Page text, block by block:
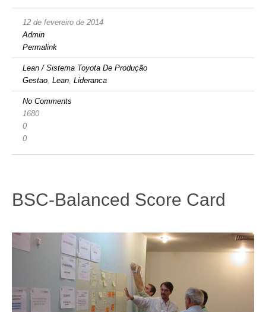
12 de fevereiro de 2014
Admin
Permalink
Lean / Sistema Toyota De Produção
Gestao, Lean, Lideranca
No Comments
1680
0
0
BSC-Balanced Score Card